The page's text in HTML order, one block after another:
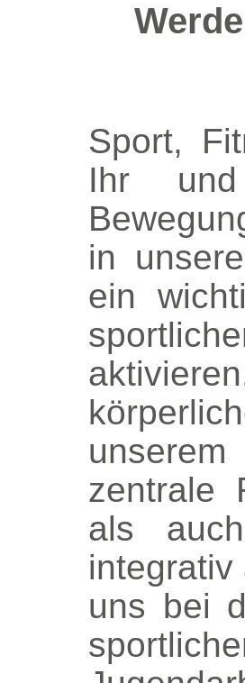
Sport,
Ihr und
in
ein
zentrale
als
uns bei